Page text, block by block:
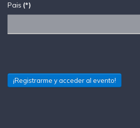
Pais (*)
¡Registrarme y acceder al evento!